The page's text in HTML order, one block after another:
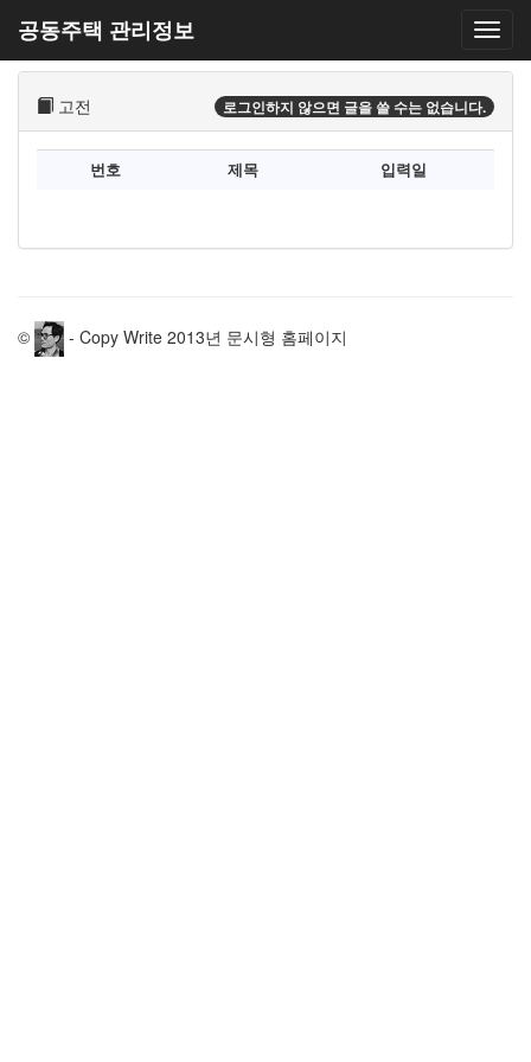
공동주택 관리정보
고전 로그인하지 않으면 글을 쓸 수는 없습니다.
번호 제목 입력일
© - Copy Write 2013년 문시형 홈페이지